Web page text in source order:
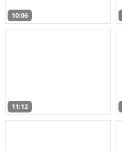
10:06
11:12